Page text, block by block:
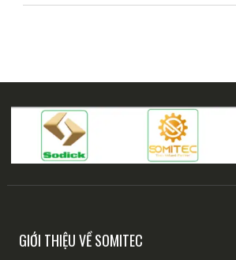
GIỚI THIỆU VỀ SOMITEC